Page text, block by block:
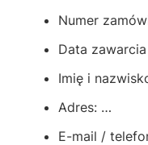
Numer
Data
Imię i
Adres: …
E-mail /